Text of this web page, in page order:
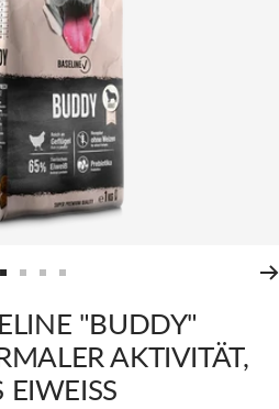
Slide
1
gehen
Slide
2
gehen
Slide
3
gehen
Slide
4
gehen
"BUDDY"
AKTIVITÄT,